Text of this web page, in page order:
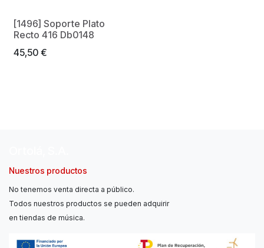
[1496] Soporte Plato
Recto 416 Db0148
45,50 €
Nuestros productos
No tenemos venta directa a público.
Todos nuestros productos se pueden adquirir
en tiendas de música.